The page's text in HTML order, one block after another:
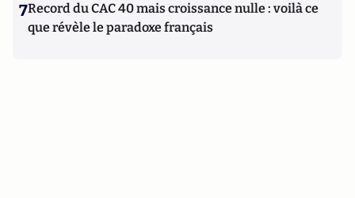
7Record du CAC 40 mais croissance nulle : voilà ce
que révèle le paradoxe français